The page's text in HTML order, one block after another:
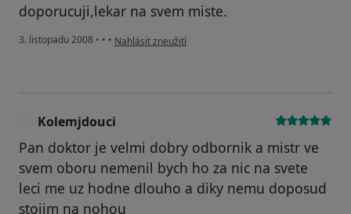
doporucuji,lekar na svem miste.
3. listopadu 2008 • • • podle názoru uživatele Pacient
Nahlásit zneužití
Kolemjdouci
Pan doktor je velmi dobry odbornik a mistr ve
svem oboru nemenil bych ho za nic na svete
leci me uz hodne dlouho a diky nemu doposud
stojim na nohou